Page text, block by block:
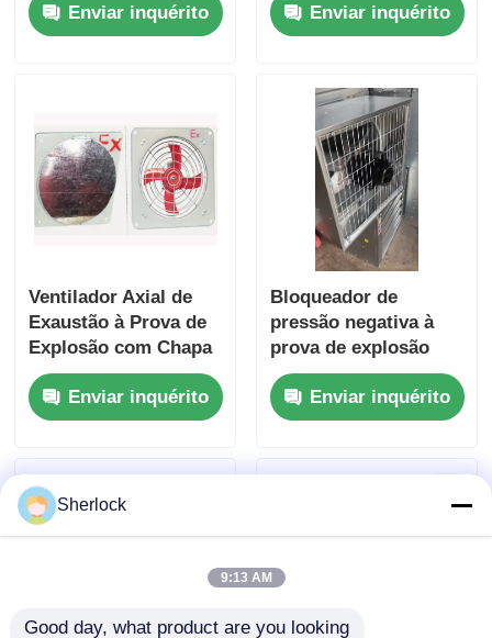
resistente à corrosão
e alto fluxo de ar para
Enviar inquérito
cabines de
pulverização
Enviar inquérito
Ventilador Axial de
Exaustão à Prova de
Explosão com Chapa
de Ferro Espessa
Montado na Parede
IP55
Enviar inquérito
Bloqueador de
pressão negativa à
prova de explosão
montado numa
parede de ventilador
para locais perigosos
Enviar inquérito
Sherlock
9:13 AM
Good day, what product are you looking